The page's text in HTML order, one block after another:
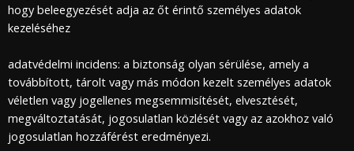
hogy beleegyezését adja az őt érintő személyes adatok
kezeléséhez
adatvédelmi incidens: a biztonság olyan sérülése, amely a
továbbított, tárolt vagy más módon kezelt személyes adatok
véletlen vagy jogellenes megsemmisítését, elvesztését,
megváltoztatását, jogosulatlan közlését vagy az azokhoz való
jogosulatlan hozzáférést eredményezi.